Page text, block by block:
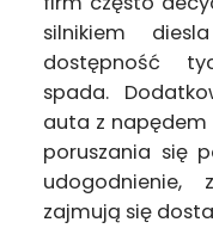
silnikiem
dostępność
spada.
auta z
poruszania się
udogodnienie,
zajmują się